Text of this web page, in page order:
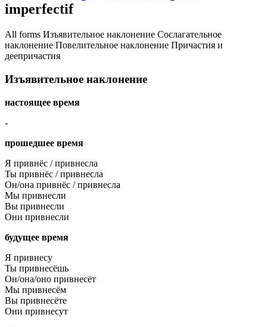
imperfectif
All forms Изъявительное наклонение Сослагательное
наклонение Повелительное наклонение Причастия и
деепричастия
Изъявительное наклонение
настоящее время
-
прошедшее время
Я привнёс / привнесла
Ты привнёс / привнесла
Он/она привнёс / привнесла
Мы привнесли
Вы привнесли
Они привнесли
будущее время
Я привнесу
Ты привнесёшь
Он/она/оно привнесёт
Мы привнесём
Вы привнесёте
Они привнесут